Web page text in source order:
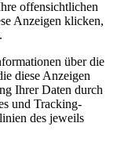
offensichtlichen
Anzeigen klicken,
über die
diese Anzeigen
Ihrer Daten durch
und Tracking-
des jeweils